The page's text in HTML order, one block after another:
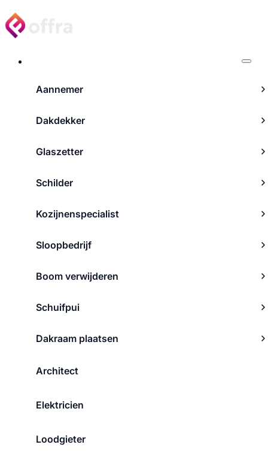
Aannemer
Dakdekker
Glaszetter
Schilder
Kozijnenspecialist
Sloopbedrijf
Boom verwijderen
Schuifpui
Dakraam plaatsen
Architect
Elektricien
Loodgieter